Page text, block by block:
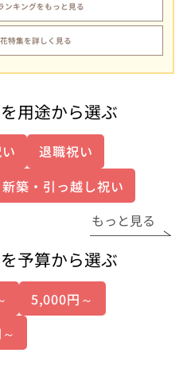
ンキングをもっと見る
特集を詳しく見る
用途から選ぶ
退職祝い
新築・引っ越し祝い
もっと見る
予算から選ぶ
5,000円～